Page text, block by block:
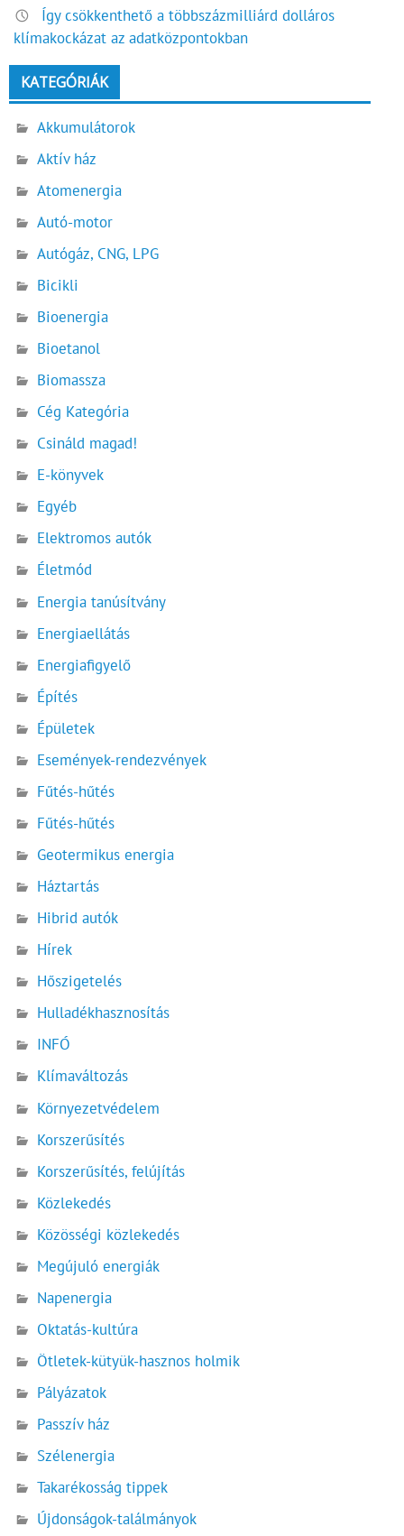
Így csökkenthető a többszázmilliárd dolláros
klímakockázat az adatközpontokban
KATEGÓRIÁK
Akkumulátorok
Aktív ház
Atomenergia
Autó-motor
Autógáz, CNG, LPG
Bicikli
Bioenergia
Bioetanol
Biomassza
Cég Kategória
Csináld magad!
E-könyvek
Egyéb
Elektromos autók
Életmód
Energia tanúsítvány
Energiaellátás
Energiafigyelő
Építés
Épületek
Események-rendezvények
Fűtés-hűtés
Fűtés-hűtés
Geotermikus energia
Háztartás
Hibrid autók
Hírek
Hőszigetelés
Hulladékhasznosítás
INFÓ
Klímaváltozás
Környezetvédelem
Korszerűsítés
Korszerűsítés, felújítás
Közlekedés
Közösségi közlekedés
Megújuló energiák
Napenergia
Oktatás-kultúra
Ötletek-kütyük-hasznos holmik
Pályázatok
Passzív ház
Szélenergia
Takarékosság tippek
Újdonságok-találmányok